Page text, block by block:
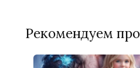
Рекомендуем